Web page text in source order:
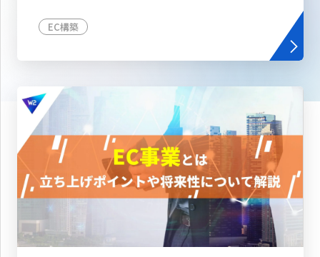
EC構築